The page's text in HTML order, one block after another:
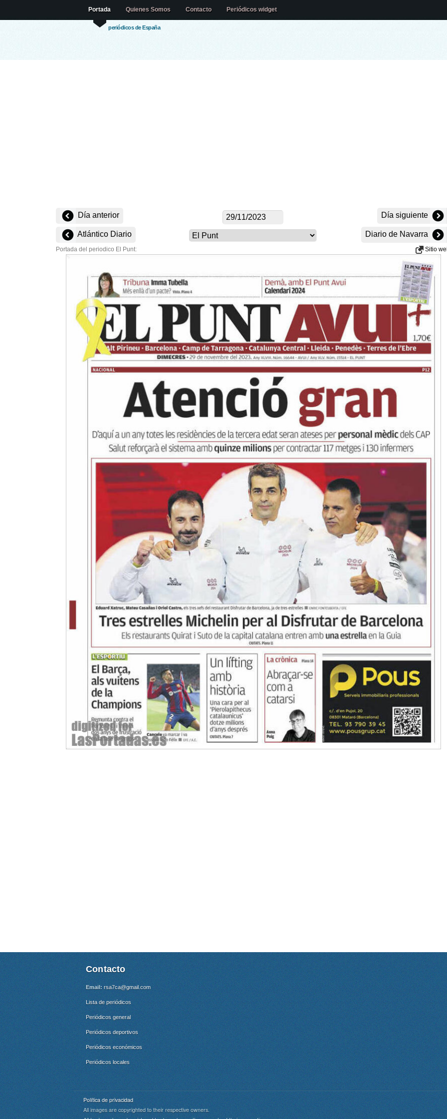
periódicos de España
Portada Quienes Somos Contacto Periódicos widget
Día anterior Día siguiente
Atlántico Diario Diario de Navarra
Portada del periodico El Punt: Sitio
Contacto
Email: rsa7ca@gmail.com
Lista de periódicos
Periódicos general
Periódicos deportivos
Periódicos económicos
Periódicos locales
Política de privacidad
All images are copyrighted to their respective owners.